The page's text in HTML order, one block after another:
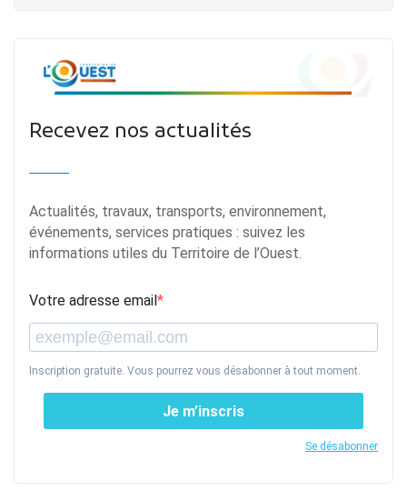
Recevez nos actualités
Actualités, travaux, transports, environnement,
événements, services pratiques : suivez les
informations utiles du Territoire de l’Ouest.
Votre adresse email
Inscription gratuite. Vous pourrez vous désabonner à tout moment.
Je m’inscris
Se désabonner